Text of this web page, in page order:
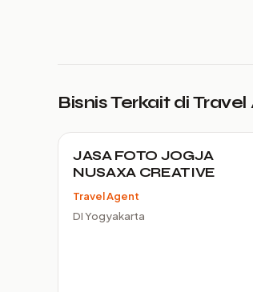
Bisnis Terkait di
JASA FOTO JOGJA
NUSAXA CREATIVE
Travel Agent
DI Yogyakarta